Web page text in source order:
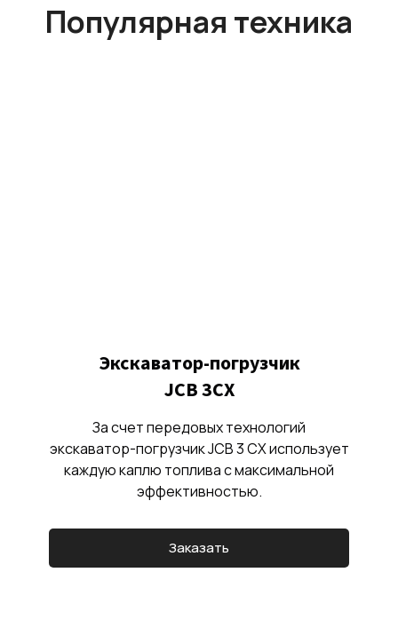
Популярная техника
Экскаватор-погрузчик
JCB 3CX
За счет передовых технологий
экскаватор-погрузчик JCB 3 CX использует
каждую каплю топлива с максимальной
эффективностью.
Заказать